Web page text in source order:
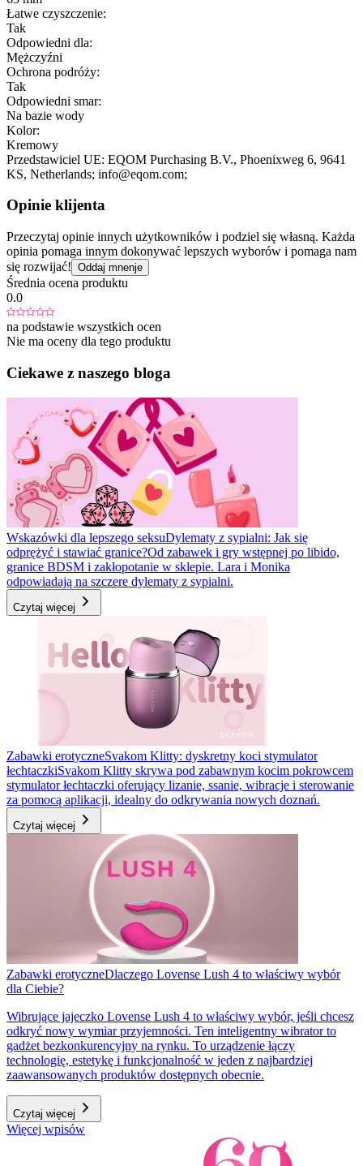
Łatwe czyszczenie:
Tak
Odpowiedni dla:
Mężczyźni
Ochrona podróży:
Tak
Odpowiedni smar:
Na bazie wody
Kolor:
Kremowy
Przedstawiciel UE: EQOM Purchasing B.V., Phoenixweg 6, 9641
KS, Netherlands; info@eqom.com;
Opinie klijenta
Przeczytaj opinie innych użytkowników i podziel się własną. Każda
opinia pomaga innym dokonywać lepszych wyborów i pomaga nam
się rozwijać! Oddaj mnenje
Średnia ocena produktu
0.0
na podstawie wszystkich ocen
Nie ma oceny dla tego produktu
Ciekawe z naszego bloga
Wskazówki dla lepszego seksuDylematy z sypialni: Jak się
odprężyć i stawiać granice?Od zabawek i gry wstępnej po libido,
granice BDSM i zakłopotanie w sklepie. Lara i Monika
odpowiadają na szczere dylematy z sypialni.
Czytaj więcej
Zabawki erotyczneSvakom Klitty: dyskretny koci stymulator
łechtaczkiSvakom Klitty skrywa pod zabawnym kocim pokrowcem
stymulator łechtaczki oferujący lizanie, ssanie, wibracje i sterowanie
za pomocą aplikacji, idealny do odkrywania nowych doznań.
Czytaj więcej
Zabawki erotyczneDlaczego Lovense Lush 4 to właściwy wybór
dla Ciebie?
Wibrujące jajeczko Lovense Lush 4 to właściwy wybór, jeśli chcesz
odkryć nowy wymiar przyjemności. Ten inteligentny wibrator to
gadżet bezkonkurencyjny na rynku. To urządzenie łączy
technologię, estetykę i funkcjonalność w jeden z najbardziej
zaawansowanych produktów dostępnych obecnie.
Czytaj więcej
Więcej wpisów